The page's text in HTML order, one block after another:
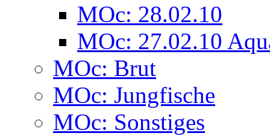
MOc: 28.02.10
MOc: 27.02.10
MOc: Brut
MOc: Jungfische
MOc: Sonstiges